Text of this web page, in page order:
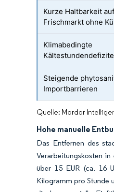
Kurze Haltbarkeit
Frischmarkt ohne
Klimabedingte
Steigende
Importbarrieren
Quelle: Mordor
Hohe manuelle
Das Entfernen des
Verarbeitungskosten
über 15 EUR (ca. 16
Kilogramm pro Stunde